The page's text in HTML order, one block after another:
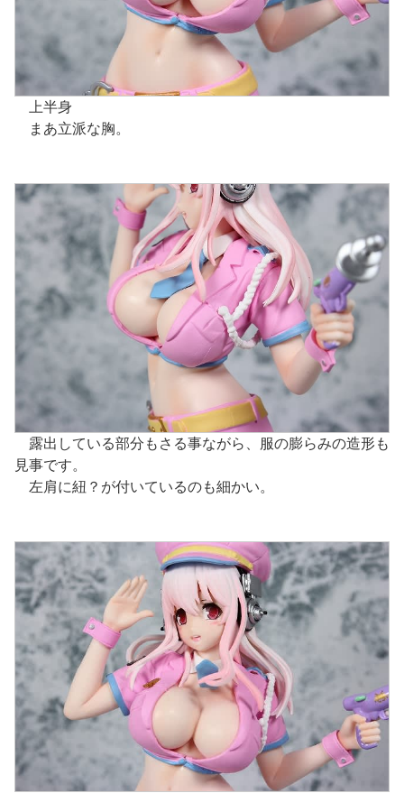
上半身
まあ立派な胸。
露出している部分もさる事ながら、服の膨らみの造形も
見事です。
左肩に紐？が付いているのも細かい。